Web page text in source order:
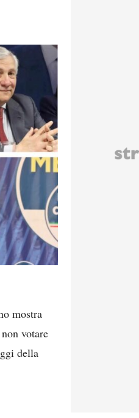
mostra
votare
della